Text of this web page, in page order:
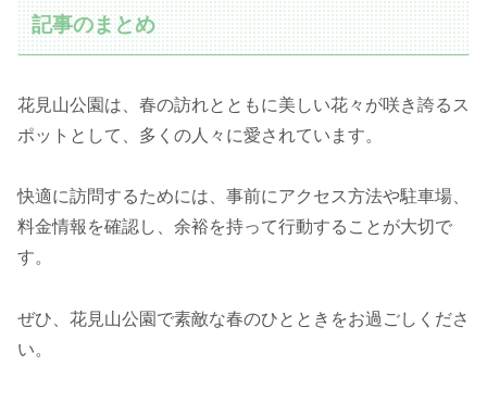
記事のまとめ
花見山公園は、春の訪れとともに美しい花々が咲き誇るス
ポットとして、多くの人々に愛されています。
快適に訪問するためには、事前にアクセス方法や駐車場、
料金情報を確認し、余裕を持って行動することが大切で
す。
ぜひ、花見山公園で素敵な春のひとときをお過ごしくださ
い。